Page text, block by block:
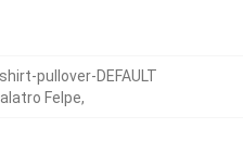
pullover-DEFAULT
Felpe,